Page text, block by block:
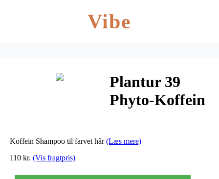
Vibe
Plantur 39
Phyto-Koffein
150 ml
Koffein Shampoo til farvet hår(Læs mere)
110 kr. (Vis fragtpris)